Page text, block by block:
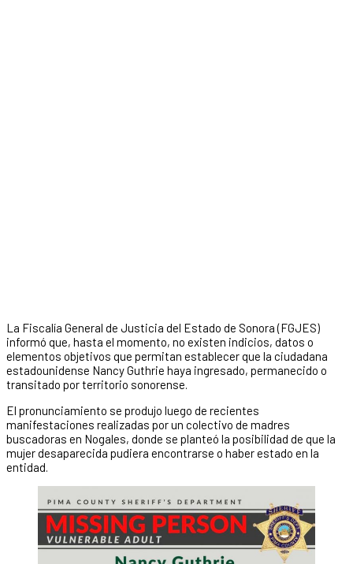
La Fiscalía General de Justicia del Estado de Sonora (FGJES)
informó que, hasta el momento, no existen indicios, datos o
elementos objetivos que permitan establecer que la ciudadana
estadounidense Nancy Guthrie haya ingresado, permanecido o
transitado por territorio sonorense.
El pronunciamiento se produjo luego de recientes
manifestaciones realizadas por un colectivo de madres
buscadoras en Nogales, donde se planteó la posibilidad de que la
mujer desaparecida pudiera encontrarse o haber estado en la
entidad.